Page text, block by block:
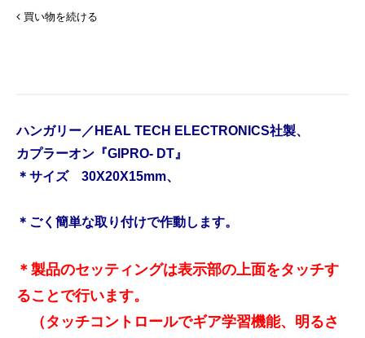
買い物を続ける
ハンガリー／HEAL TECH ELECTRONICS社製、
カプラーオン『GIPRO- DT』
＊サイズ 30X20X15mm、
＊ごく簡単な取り付けで作動します。
＊製品のセッティングは表示部の上面をタッチす
ることで行います。
（タッチコントロールでギア学習機能、明るさ